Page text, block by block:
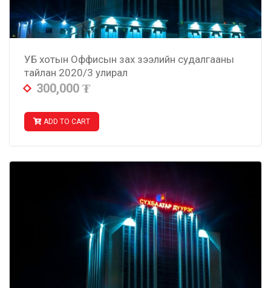
УБ хотын Оффисын зах зээлийн судалгааны
тайлан 2020/3 улирал
300,000 ₮
ADD TO CART